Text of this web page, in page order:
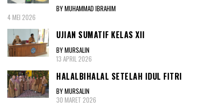
BY MUHAMMAD IBRAHIM
4 MEI 2026
UJIAN SUMATIF KELAS XII
BY MURSALIN
13 APRIL 2026
HALALBIHALAL SETELAH IDUL FITRI
BY MURSALIN
30 MARET 2026